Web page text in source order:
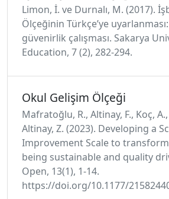
Limon, İ. ve Durnalı, M. (2017).
Ölçeğinin Türkçe’ye
güvenirlik çalışması. Sakarya
Education, 7 (2), 282-294.
Okul Gelişim Ölçeği
Mafratoğlu, R., Altinay, F., Koç,
Altinay, Z. (2023). Developing a
Improvement Scale to
being sustainable and quality
Open, 13(1), 1-14.
https://doi.org/10.1177/